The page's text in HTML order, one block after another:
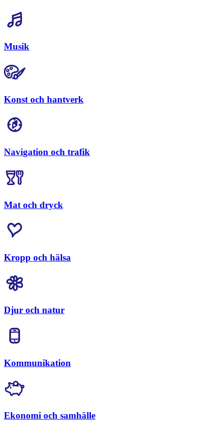
Musik
Konst och hantverk
Navigation och trafik
Mat och dryck
Kropp och hälsa
Djur och natur
Kommunikation
Ekonomi och samhälle